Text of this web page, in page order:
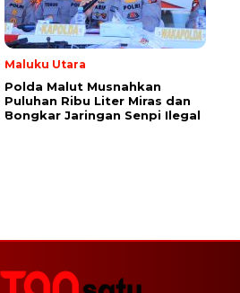
Maluku Utara
Polda Malut Musnahkan
Puluhan Ribu Liter Miras dan
Bongkar Jaringan Senpi Ilegal